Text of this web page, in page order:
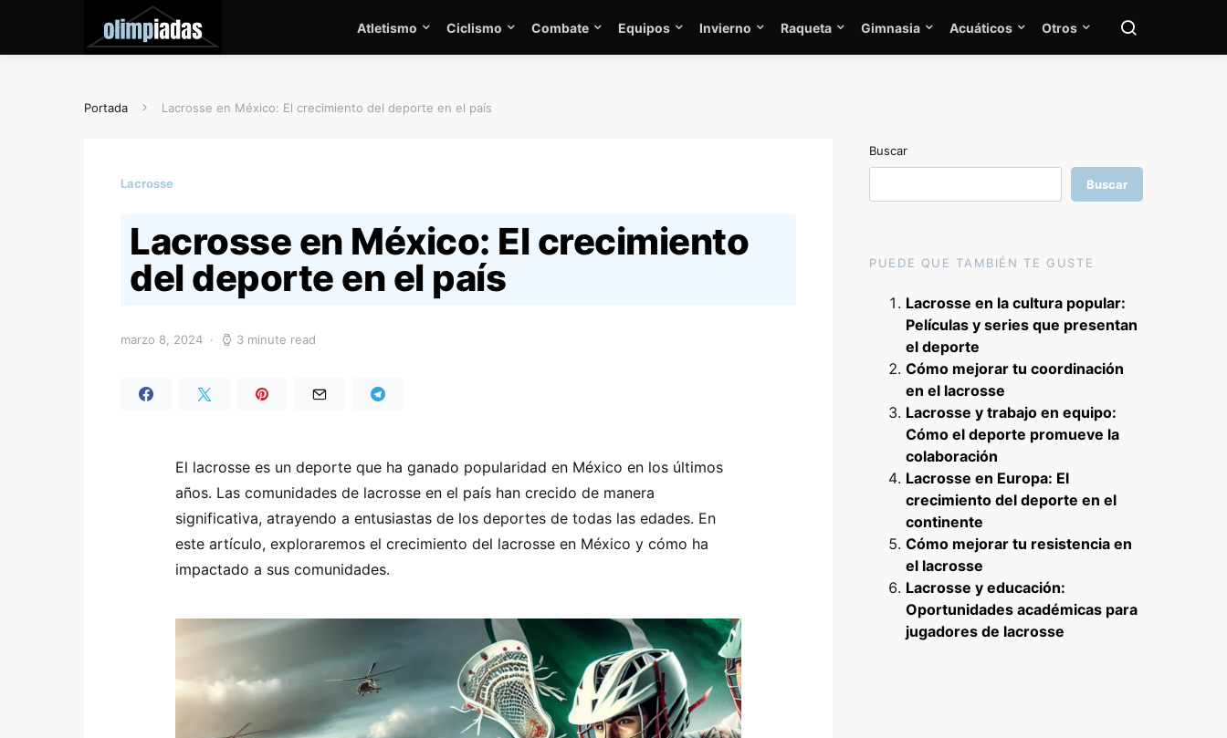
Atletismo Ciclismo Combate Equipos Invierno Raqueta Gimnasia Acuáticos Otros
Portada Lacrosse en México: El crecimiento del deporte en el país
Lacrosse
Lacrosse en México: El crecimiento
del deporte en el país
marzo 8, 2024 3 minute read
El lacrosse es un deporte que ha ganado popularidad en México en los últimos
años. Las comunidades de lacrosse en el país han crecido de manera
significativa, atrayendo a entusiastas de los deportes de todas las edades. En
este artículo, exploraremos el crecimiento del lacrosse en México y cómo ha
impactado a sus comunidades.
Buscar
Buscar
PUEDE QUE TAMBIÉN TE GUSTE
Lacrosse en la cultura popular:
Películas y series que presentan
el deporte
Cómo mejorar tu coordinación
en el lacrosse
Lacrosse y trabajo en equipo:
Cómo el deporte promueve la
colaboración
Lacrosse en Europa: El
crecimiento del deporte en el
continente
Cómo mejorar tu resistencia en
el lacrosse
Lacrosse y educación:
Oportunidades académicas para
jugadores de lacrosse